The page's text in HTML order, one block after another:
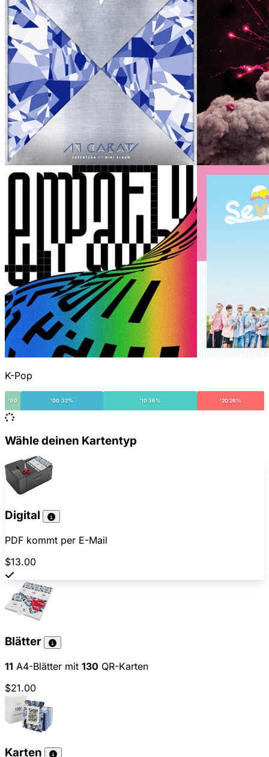
K-Pop
'90 '00 32% '10 36% '20 26%
Wähle deinen Kartentyp
Digital
PDF kommt per E-Mail
$13.00
Blätter
11 A4-Blätter mit 130 QR-Karten
$21.00
Karten